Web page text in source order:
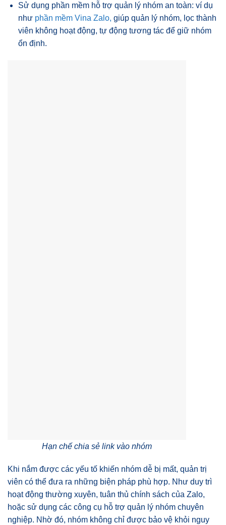
Sử dụng phần mềm hỗ trợ quản lý nhóm an toàn: ví dụ
như phần mềm Vina Zalo, giúp quản lý nhóm, lọc thành
viên không hoạt động, tự động tương tác để giữ nhóm
ổn định.
Hạn chế chia sẻ link vào nhóm
Khi nắm được các yếu tố khiến nhóm dễ bị mất, quản trị
viên có thể đưa ra những biện pháp phù hợp. Như duy trì
hoạt động thường xuyên, tuân thủ chính sách của Zalo,
hoặc sử dụng các công cụ hỗ trợ quản lý nhóm chuyên
nghiệp. Nhờ đó, nhóm không chỉ được bảo vệ khỏi nguy